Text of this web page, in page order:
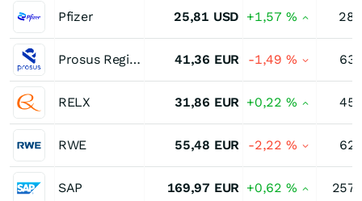
Pfizer 25,81 USD +1,57 %
Prosus Registered (N) 41,36 EUR -1,49 %
RELX 31,86 EUR +0,22 %
RWE 55,48 EUR -2,22 %
SAP 169,97 EUR +0,62 %